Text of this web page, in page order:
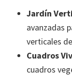
Jardín
avanzadas
verticales
Cuadros
cuadros